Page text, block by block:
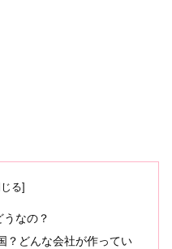
なの？
？どんな会社が作ってい